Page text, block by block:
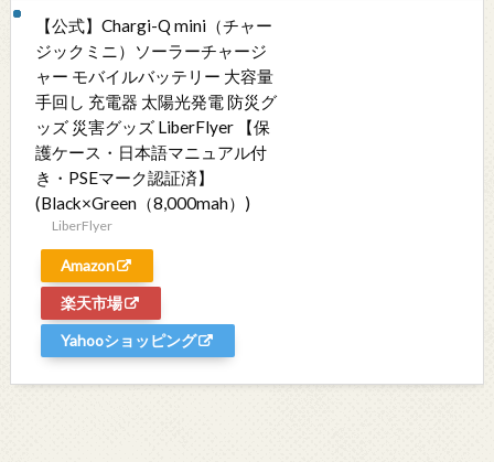
【公式】Chargi-Q mini（チャー
ジックミニ）ソーラーチャージ
ャー モバイルバッテリー 大容量
手回し 充電器 太陽光発電 防災グ
ッズ 災害グッズ LiberFlyer 【保
護ケース・日本語マニュアル付
き・PSEマーク認証済】
(Black×Green（8,000mah）)
LiberFlyer
Amazon
楽天市場
Yahooショッピング